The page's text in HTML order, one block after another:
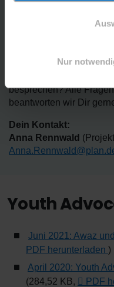
Nur
besprechen? Alle
beantworten wir Dir
Dein Kontakt:
Anna Rennwald
Youth
Juni 2021: Awaz
PDF herunterladen )
April 2020: Youth
(284,52 KB,
PDF